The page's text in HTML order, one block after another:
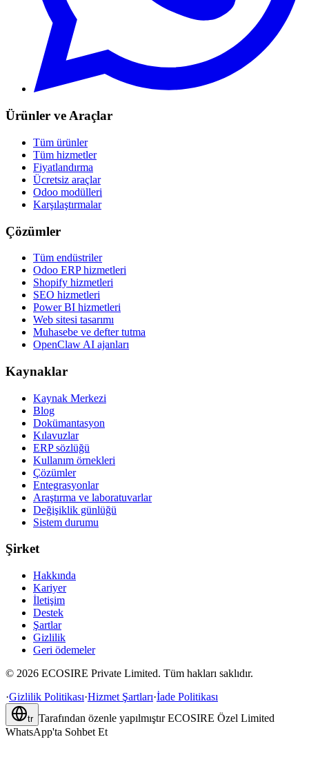
Ürünler ve Araçlar
Tüm ürünler
Tüm hizmetler
Fiyatlandırma
Ücretsiz araçlar
Odoo modülleri
Karşılaştırmalar
Çözümler
Tüm endüstriler
Odoo ERP hizmetleri
Shopify hizmetleri
SEO hizmetleri
Power BI hizmetleri
Web sitesi tasarımı
Muhasebe ve defter tutma
OpenClaw AI ajanları
Kaynaklar
Kaynak Merkezi
Blog
Dokümantasyon
Kılavuzlar
ERP sözlüğü
Kullanım örnekleri
Çözümler
Entegrasyonlar
Araştırma ve laboratuvarlar
Değişiklik günlüğü
Sistem durumu
Şirket
Hakkında
Kariyer
İletişim
Destek
Şartlar
Gizlilik
Geri ödemeler
© 2026 ECOSIRE Private Limited. Tüm hakları saklıdır.
·Gizlilik Politikası·Hizmet Şartları·İade Politikası
tr Tarafından özenle yapılmıştır ECOSIRE Özel Limited
WhatsApp'ta Sohbet Et